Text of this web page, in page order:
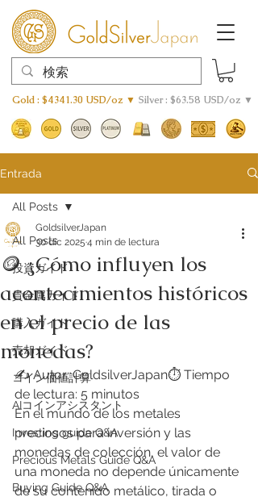
Gold : $4341.30 USD/oz ▼ Silver : $63.58 USD/oz ▼
Entrada
All Posts
投資ガイド
貴金属ガイド
購入ガイド
売却ガイド
​コイン価値計算
AIコインアシスタント
Investing guide Q&A
Precious Metals Guide Q&A
Buying Guide Q&A
All Posts
🪙 ¿Cómo influyen los
acontecimientos históricos
en el precio de las
monedas?
GoldsilverJapan
30 dic 2025 4 min de lectura
✍ Autor: GoldsilverJapan⏱ Tiempo
de lectura: 5 minutos
En el mundo de los metales
preciosos para inversión y las
monedas de colección, el valor de
una moneda no depende únicamente
de su contenido metálico, tirada o